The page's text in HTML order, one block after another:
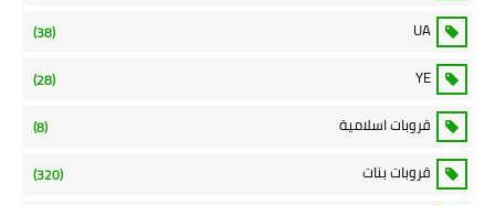
UA
(38)
YE
(28)
قروبات اسلامية (8)
قروبات بنات (320)